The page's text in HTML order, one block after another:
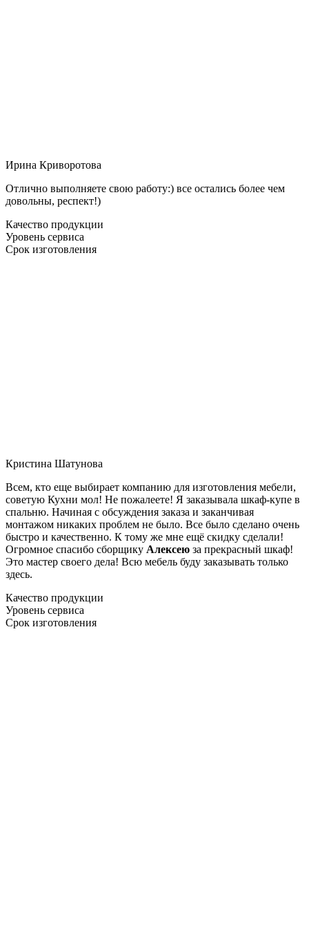
Ирина Криворотова
Отлично выполняете свою работу:) все остались более чем
довольны, респект!)
Качество продукции
Уровень сервиса
Срок изготовления
Кристина Шатунова
Всем, кто еще выбирает компанию для изготовления мебели,
советую Кухни мол! Не пожалеете! Я заказывала шкаф-купе в
спальню. Начиная с обсуждения заказа и заканчивая
монтажом никаких проблем не было. Все было сделано очень
быстро и качественно. К тому же мне ещё скидку сделали!
Огромное спасибо сборщику Алексею за прекрасный шкаф!
Это мастер своего дела! Всю мебель буду заказывать только
здесь.
Качество продукции
Уровень сервиса
Срок изготовления